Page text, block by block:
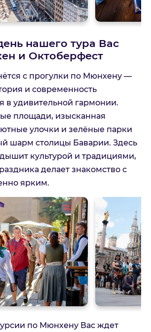
нашего тура Вас
и Октоберфест
с прогулки по Мюнхену —
и современность
в удивительной гармонии.
площади, изысканная
улочки и зелёные парки
шарм столицы Баварии. Здесь
культурой и традициями,
делает знакомство с
ярким.
по Мюнхену Вас ждет